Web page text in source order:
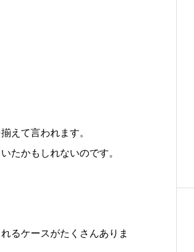
えて言われます。
たかもしれないのです。
るケースがたくさんありま